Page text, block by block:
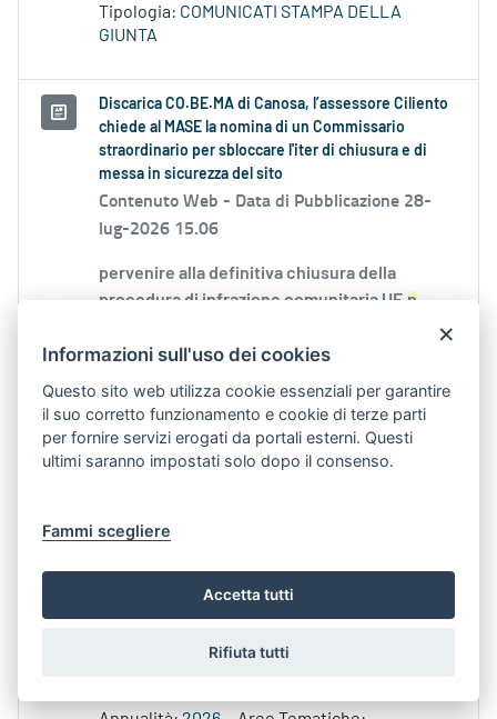
Tipologia: COMUNICATI STAMPA DELLA
GIUNTA
Discarica CO.BE.MA di Canosa, l’assessore Ciliento
chiede al MASE la nomina di un Commissario
straordinario per sbloccare l'iter di chiusura e di
messa in sicurezza del sito
Contenuto Web - Data di Pubblicazione 28-
lug-2026 15.06
pervenire alla definitiva chiusura della
procedura di infrazione comunitaria UE n
Annualità:2026
Aree Tematiche:
AMBIENTE
Persone:DEBORA CILIENTO
Strutture:DIPARTIMENTO AMBIENTE,
PAESAGGIO E QUALITÀ URBANA
Tipologia:
COMUNICATI STAMPA DELLA GIUNTA
l’accordo con ARPA Puglia per la gestione della rete
Contenuto Web -Data di Pubblicazione 30-
lug-2026 12.46
obiettivi specifici del Piano regionale per la
×
Informazioni sull'uso dei cookies
Questo sito web utilizza cookie essenziali per garantire
il suo corretto funzionamento e cookie di terze parti
per fornire servizi erogati da portali esterni. Questi
ultimi saranno impostati solo dopo il consenso.
Fammi scegliere
Accetta tutti
Rifiuta tutti